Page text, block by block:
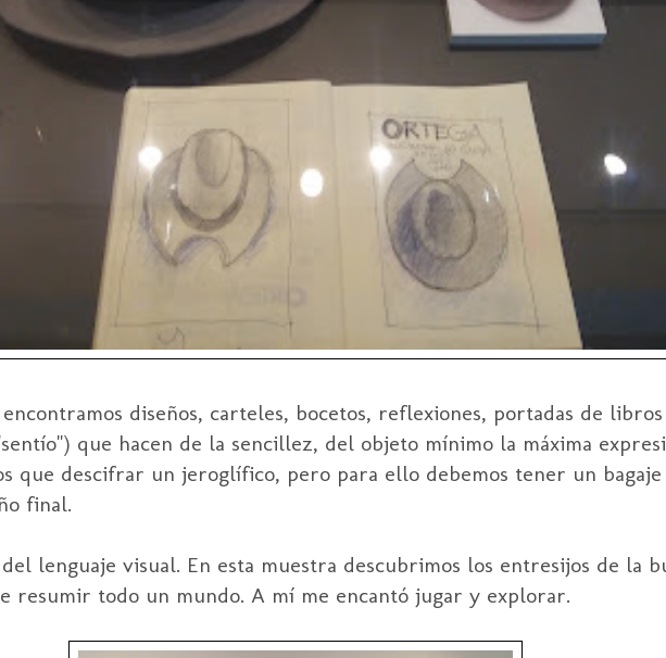
diseños, carteles, bocetos, reflexiones, portadas de
que hacen de la sencillez, del objeto mínimo la máxima
que descifrar un jeroglífico, pero para ello debemos tener un
final.
lenguaje visual. En esta muestra descubrimos los entresijos de la
resumir todo un mundo. A mí me encantó jugar y explorar.